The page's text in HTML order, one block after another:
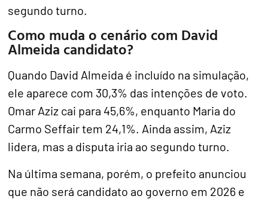
segundo turno.
Como muda o cenário com David
Almeida candidato?
Quando David Almeida é incluído na simulação,
ele aparece com 30,3% das intenções de voto.
Omar Aziz cai para 45,6%, enquanto Maria do
Carmo Seffair tem 24,1%. Ainda assim, Aziz
lidera, mas a disputa iria ao segundo turno.
Na última semana, porém, o prefeito anunciou
que não será candidato ao governo em 2026 e